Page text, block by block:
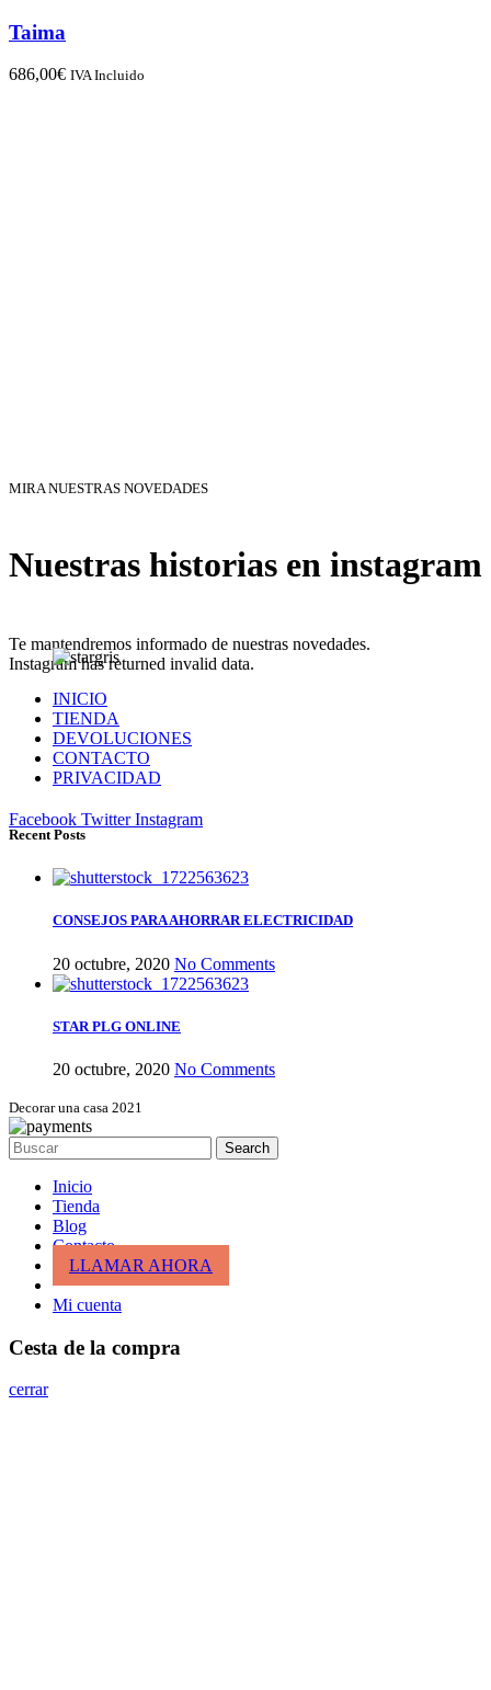
Taima
686,00€ IVA Incluido
MIRA NUESTRAS NOVEDADES
Nuestras historias en instagram
Te mantendremos informado de nuestras novedades.
Instagram has returned invalid data.
INICIO
TIENDA
DEVOLUCIONES
CONTACTO
PRIVACIDAD
Facebook Twitter Instagram
Recent Posts
CONSEJOS PARA AHORRAR ELECTRICIDAD
20 octubre, 2020 No Comments
STAR PLG ONLINE
20 octubre, 2020 No Comments
Decorar una casa 2021
Search
Inicio
Tienda
Blog
Contacto
LLAMAR AHORA
Mi cuenta
Cesta de la compra
cerrar